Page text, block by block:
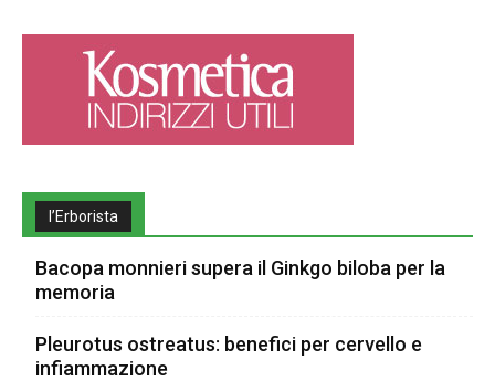
l’Erborista
Bacopa monnieri supera il Ginkgo biloba per la
memoria
Pleurotus ostreatus: benefici per cervello e
infiammazione